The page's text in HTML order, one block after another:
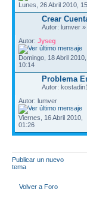
Lunes, 26 Abril 2010,
Crear
Autor: lumver »
Autor: Jyseg
Domingo, 18 Abril 2010,
10:14
Problema
Autor:
Autor: lumver
Viernes, 16 Abril 2010,
01:26
Publicar un nuevo
tema
Volver a Foro